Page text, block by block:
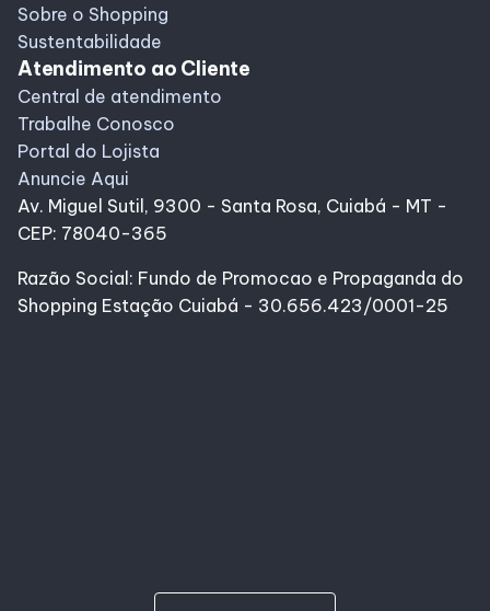
Sobre o Shopping
Sustentabilidade
Atendimento ao Cliente
Central de atendimento
Trabalhe Conosco
Portal do Lojista
Anuncie Aqui
Av. Miguel Sutil, 9300 - Santa Rosa, Cuiabá - MT -
CEP: 78040-365
Razão Social: Fundo de Promocao e Propaganda do
Shopping Estação Cuiabá - 30.656.423/0001-25